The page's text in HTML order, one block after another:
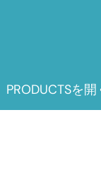
PRODUCTSを開